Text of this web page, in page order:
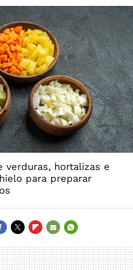
verduras, hortalizas e
para preparar
MAIL